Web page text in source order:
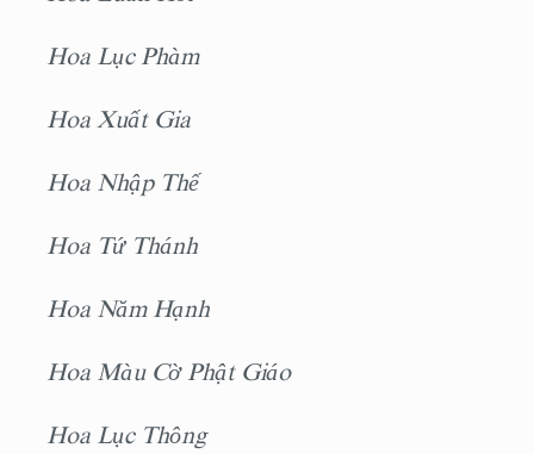
Hoa Lục Phàm
Hoa Xuất Gia
Hoa Nhập Thế
Hoa Tứ Thánh
Hoa Năm Hạnh
Hoa Màu Cờ Phật Giáo
Hoa Lục Thông